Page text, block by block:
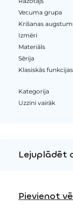
Vecuma grupa
Krišanas
Izmēri
Materiāls
Sērija
Klasiskās funkcijas
Kategorija
Uzzini vairāk
Lejuplādēt
Pievienot